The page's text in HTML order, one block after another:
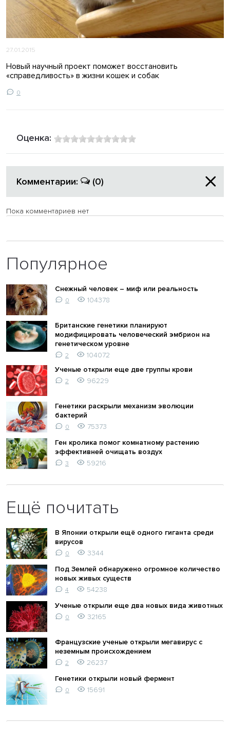
27.01.2015
Новый научный проект поможет восстановить
«справедливость» в жизни кошек и собак
0
Оценка:
Комментарии: (0)
Пока комментариев нет
Популярное
Снежный человек – миф или реальность
0 104378
Британские генетики планируют
модифицировать человеческий эмбрион на
генетическом уровне
2
104072
Ученые открыли еще две группы крови
2 96229
Генетики раскрыли механизм эволюции
бактерий
0
75373
Ген кролика помог комнатному растению
эффективней очищать воздух
3 59216
Ещё почитать
В Японии открыли ещё одного гиганта среди
вирусов
0
3344
Под Землей обнаружено огромное количество
новых живых существ
4
54238
Ученые открыли еще два новых вида животных
0 32165
Французские ученые открыли мегавирус с
неземным происхождением
2
26237
Генетики открыли новый фермент
0 15691